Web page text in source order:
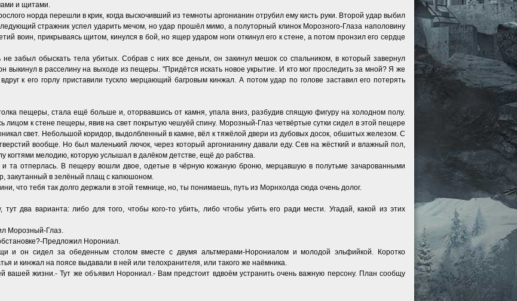
и щитами.
норда перешли в крик, когда выскочивший из темноты аргонианин отрубил ему кисть руки. Второй удар выбил
стражник успел ударить мечом, но удар прошёл мимо, а полуторный клинок Морозного-Глаза наполовину
воин, прикрываясь щитом, кинулся в бой, но ящер ударом ноги откинул его к стене, а потом пронзил его сердце
забыл обыскать тела убитых. Собрав с них все деньги, он закинул мешок со спальником, в который завернул
выкинул в расселину на выходе из пещеры. "Придётся искать новое укрытие. И кто мог проследить за мной? Я же
к его горлу приставили тускло мерцающий багровым кинжал. А потом удар по голове заставил его потерять
пещеры, стала ещё больше и, оторвавшись от камня, упала вниз, разбудив спящую фигуру на холодном полу.
лицом к стене пещеры, явив на свет покрытую чешуёй спину. Морозный-Глаз четвёртые сутки сидел в этой пещере
свет. Небольшой коридор, выдолбленный в камне, вёл к тяжёлой двери из дубовых досок, обшитых железом. С
вообще. Но был маленький лючок, через который аргонианину давали еду. Сев на жёсткий и влажный пол,
когтями мелодию, которую услышал в далёком детстве, ещё до рабства.
и та отперлась. В пещеру вошли двое, одетые в чёрную кожаную броню, мерцавшую в полутьме зачарованными
закутанный в зелёный плащ с капюшоном.
что тебя так долго держали в этой темнице, но, ты понимаешь, путь из Морнхолда сюда очень долог.
два варианта: либо для того, чтобы кого-то убить, либо чтобы убить его ради мести. Угадай, какой из этих
Морозный-Глаз.
Предложил Норониал.
и он сидел за обеденным столом вместе с двумя альтмерами-Норониалом и молодой эльфийкой. Коротко
и кинжал на поясе выдавали в ней или телохранителя, или такого же наёмника.
вашей жизни.- Тут же объявил Норониал.- Вам предстоит вдвоём устранить очень важную персону. План сообщу